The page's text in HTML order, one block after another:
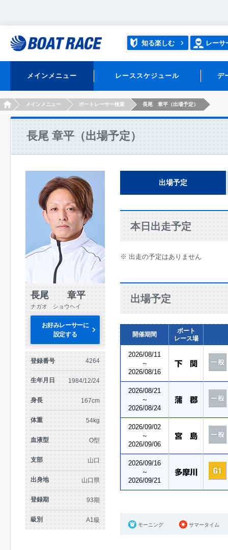
知る楽しむ レーサ
メインメニュー レーススケジュール デ
HOMEメインメニュー ボートレーサー検索 長尾 章平（出場予定）
長尾 章平（出場予定）
長尾 章平
ナガオ ショウヘイ
お好みレーサーに
設定する
登録番号 4264
生年月日 1984/12/24
身長 167cm
体重 54kg
血液型 O型
支部 山口
出身地 山口県
登録期 93期
級別 A1級
出場予定
本日出走予定
※ 出走の予定はありません
出場予定
開催期間
ボート
レース場
2026/08/11
～
2026/08/16
2026/08/21
～
2026/08/24
2026/09/02
～
2026/09/06
2026/09/16
～
2026/09/21
モーニング サマータイム